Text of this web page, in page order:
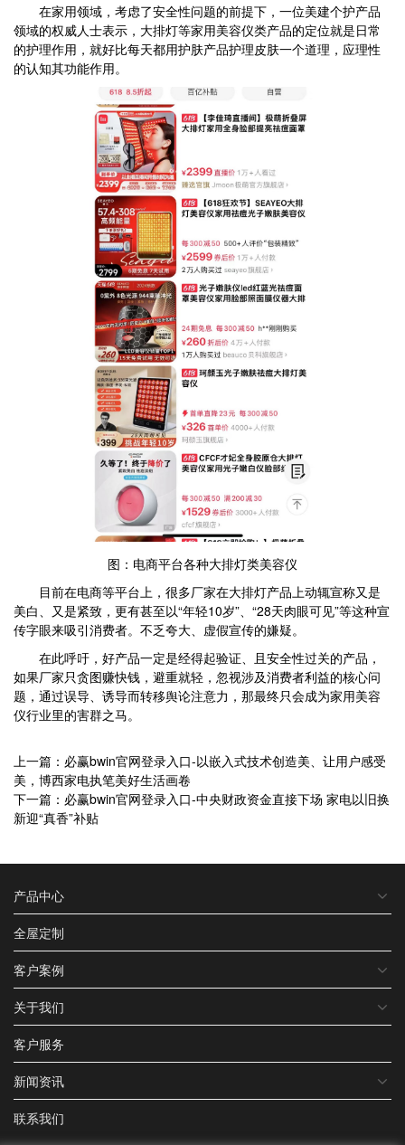
在家用领域，考虑了安全性问题的前提下，一位美建个护产品
领域的权威人士表示，大排灯等家用美容仪类产品的定位就是日常
的护理作用，就好比每天都用护肤产品护理皮肤一个道理，应理性
的认知其功能作用。
图：电商平台各种大排灯类美容仪
目前在电商等平台上，很多厂家在大排灯产品上动辄宣称又是
美白、又是紧致，更有甚至以“年轻10岁”、“28天肉眼可见”等这种宣
传字眼来吸引消费者。不乏夸大、虚假宣传的嫌疑。
在此呼吁，好产品一定是经得起验证、且安全性过关的产品，
如果厂家只贪图赚快钱，避重就轻，忽视涉及消费者利益的核心问
题，通过误导、诱导而转移舆论注意力，那最终只会成为家用美容
仪行业里的害群之马。
上一篇：必赢bwin官网登录入口-以嵌入式技术创造美、让用户感受
美，博西家电执笔美好生活画卷
下一篇：必赢bwin官网登录入口-中央财政资金直接下场 家电以旧换
新迎“真香”补贴
产品中心
全屋定制
客户案例
关于我们
客户服务
新闻资讯
联系我们